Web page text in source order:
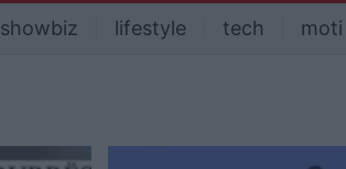
showbiz lifestyle tech moti